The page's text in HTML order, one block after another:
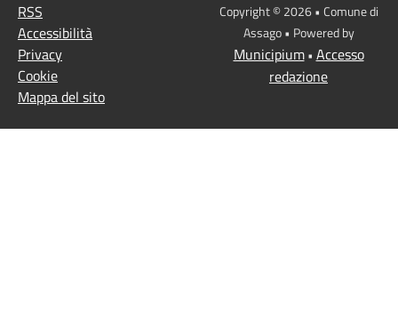
RSS
Accessibilità
Privacy
Cookie
Mappa del sito
Copyright © 2026 • Comune di
Assago • Powered by
Municipium• Accesso
redazione